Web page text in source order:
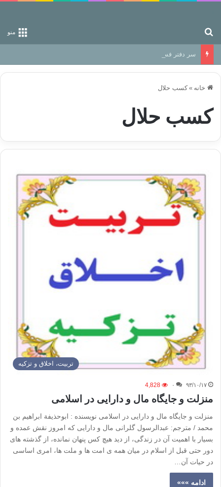
منو
سر دفتر فساد در زمین‌، دوری وکناره‌گیری از راه خداست‌!
خانه » کسب حلال
کسب حلال
تربیت، اخلاق و تزکیه
۹۳/۱۰/۱۷ ۰ 4,828
منزلت و جایگاه مال و دارایی در اسلامی
منزلت و جایگاه مال و دارایی در اسلامی نویسنده : ابوحذیفة ابراهیم بن
محمد / مترجم: عبدالرسول گلرانی مال و دارایی که امروز نقش عمده و
بسیار با اهمیت آن در زندگی، از دید هیچ کس پنهان نمانده، از گذشته های
دور حتی قبل از اسلام در میان همه ی امت ها و ملت ها، امری اساسی
در حیات آن…
ادامه »»»